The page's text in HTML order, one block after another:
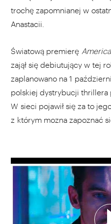
trochę zapomnianej w
Anastacii.
Światową premierę
zajął się debiutujący w tej
zaplanowano na 1
polskiej dystrybucji thrillera
W sieci pojawił się za to
z którym mozna zapoznać
WYBIERZ SWOJĄ PLAYLISTĘ